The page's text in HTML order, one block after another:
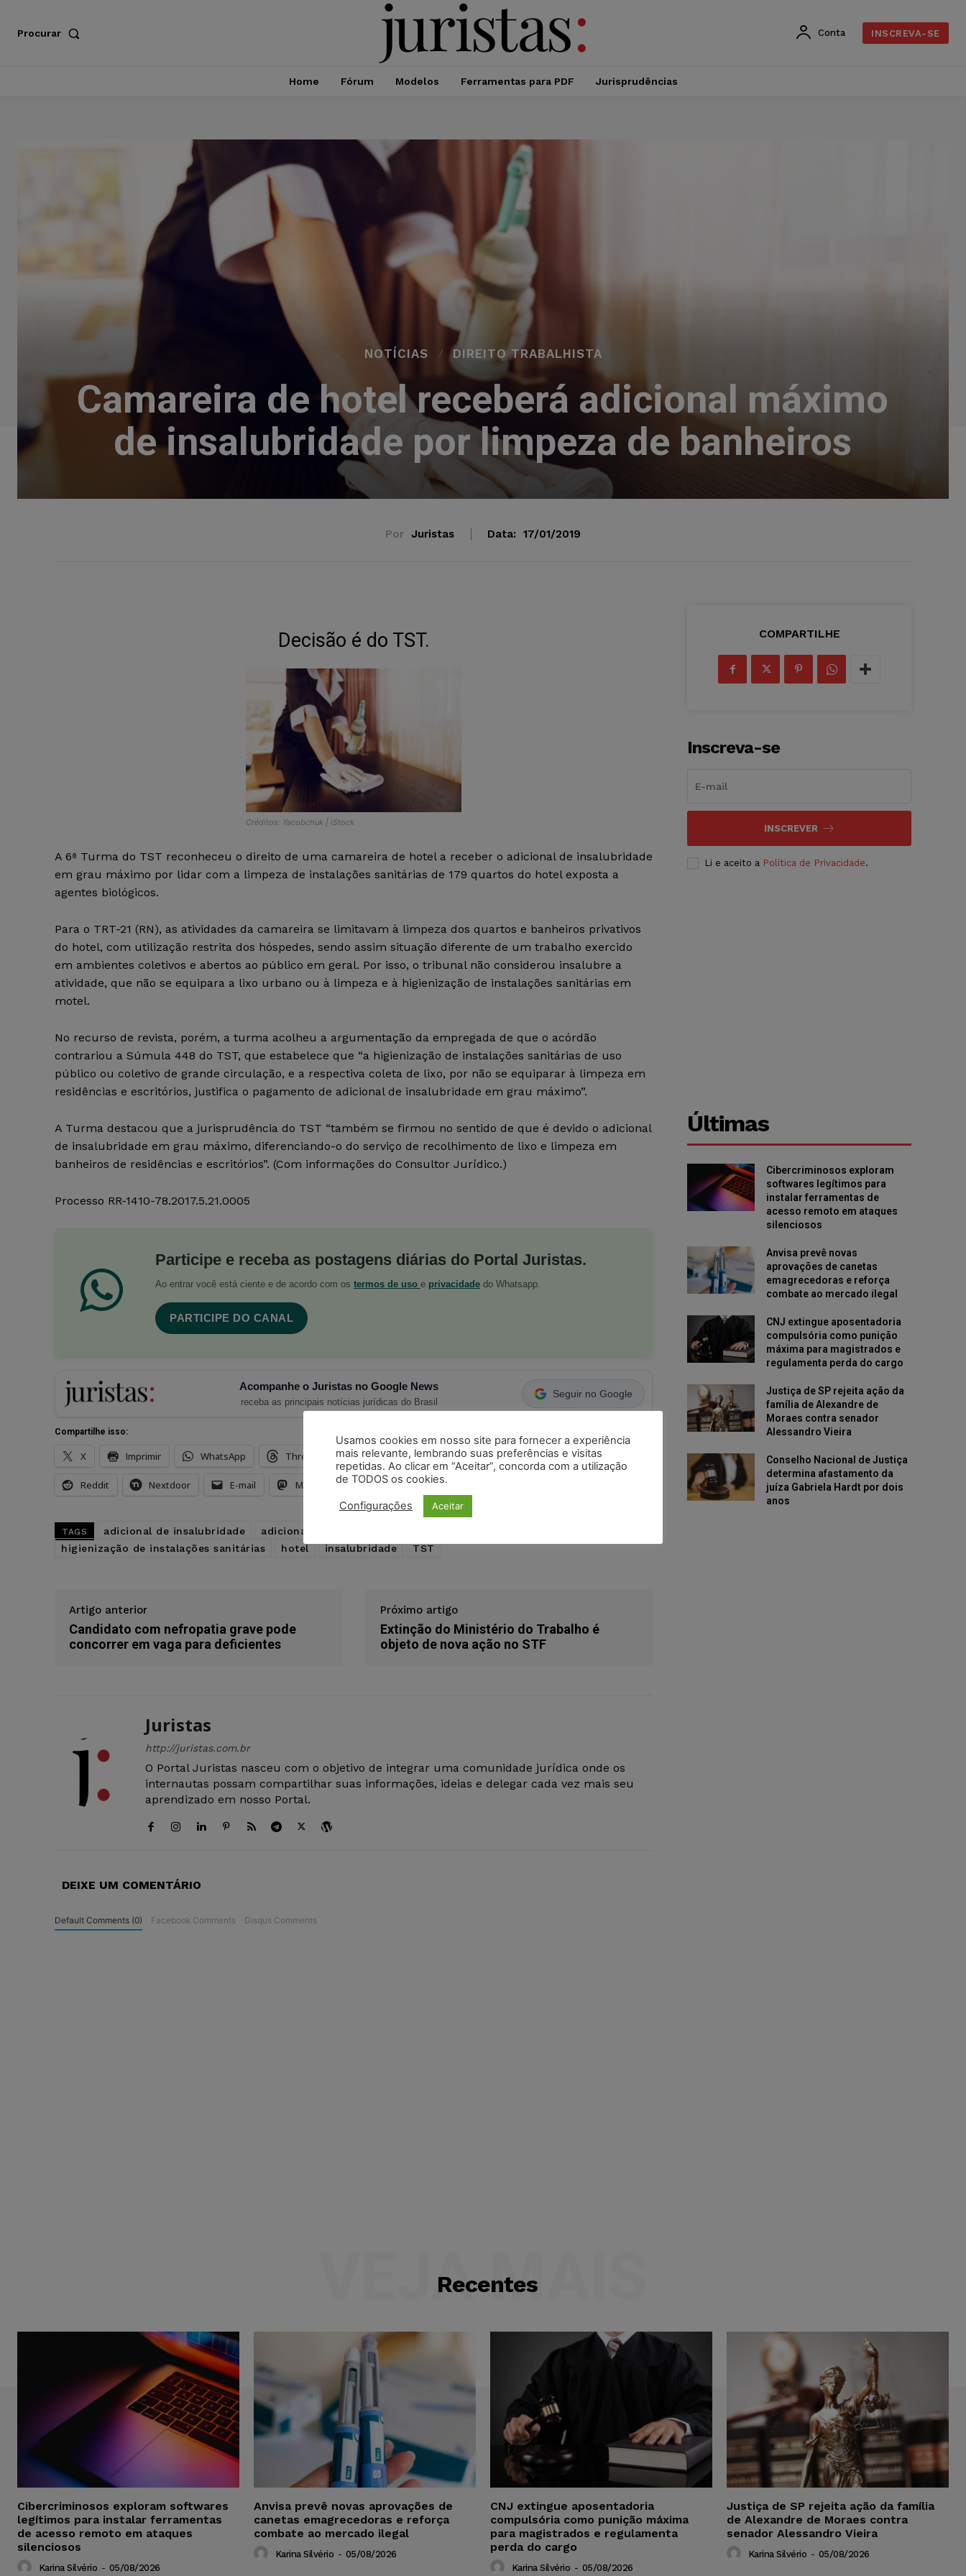
Procurar Conta INSCREVA-SE
Home Fórum Modelos Ferramentas para PDF Jurisprudências
NOTÍCIAS DIREITO TRABALHISTA
Camareira de hotel receberá adicional máximo
de insalubridade por limpeza de banheiros
Por Juristas Data: 17/01/2019
Decisão é do TST.
Créditos: Yacobchuk | iStock
A 6ª Turma do TST reconheceu o direito de uma camareira de hotel a receber o adicional de insalubridade
em grau máximo por lidar com a limpeza de instalações sanitárias de 179 quartos do hotel exposta a
agentes biológicos.
Para o TRT-21 (RN), as atividades da camareira se limitavam à limpeza dos quartos e banheiros privativos
do hotel, com utilização restrita dos hóspedes, sendo assim situação diferente de um trabalho exercido
em ambientes coletivos e abertos ao público em geral. Por isso, o tribunal não considerou insalubre a
atividade, que não se equipara a lixo urbano ou à limpeza e à higienização de instalações sanitárias em
motel.
No recurso de revista, porém, a turma acolheu a argumentação da empregada de que o acórdão
contrariou a Súmula 448 do TST, que estabelece que “a higienização de instalações sanitárias de uso
público ou coletivo de grande circulação, e a respectiva coleta de lixo, por não se equiparar à limpeza em
residências e escritórios, justifica o pagamento de adicional de insalubridade em grau máximo”.
A Turma destacou que a jurisprudência do TST “também se firmou no sentido de que é devido o adicional
de insalubridade em grau máximo, diferenciando-o do serviço de recolhimento de lixo e limpeza em
banheiros de residências e escritórios”. (Com informações do Consultor Jurídico.)
Processo RR-1410-78.2017.5.21.0005
Participe e receba as postagens diárias do Portal Juristas.
Ao entrar você está ciente e de acordo com os termos de uso e privacidade do Whatsapp.
PARTICIPE DO CANAL
Acompanhe o Juristas no Google News
receba as principais notícias jurídicas do Brasil
Seguir no Google
Compartilhe isso:
X Imprimir WhatsApp Threads Facebook Telegram Pinterest
Reddit Nextdoor E-mail Mastodon LinkedIn
TAGS adicional de insalubridade adicional de insalubridade em grau máximo
higienização de instalações sanitárias
hotel insalubridade TST
Artigo anterior
Candidato com nefropatia grave pode
concorrer em vaga para deficientes
Próximo artigo
Extinção do Ministério do Trabalho é
objeto de nova ação no STF
Juristas
http://juristas.com.br
O Portal Juristas nasceu com o objetivo de integrar uma comunidade jurídica onde os
internautas possam compartilhar suas informações, ideias e delegar cada vez mais seu
aprendizado em nosso Portal.
DEIXE UM COMENTÁRIO
Default Comments (0) Facebook Comments Disqus Comments
COMPARTILHE
Inscreva-se
INSCREVER
Li e aceito a Política de Privacidade.
Últimas
Cibercriminosos exploram
softwares legítimos para
instalar ferramentas de
acesso remoto em ataques
silenciosos
Anvisa prevê novas
aprovações de canetas
emagrecedoras e reforça
combate ao mercado ilegal
CNJ extingue aposentadoria
compulsória como punição
máxima para magistrados e
regulamenta perda do cargo
Justiça de SP rejeita ação da
família de Alexandre de
Moraes contra senador
Alessandro Vieira
Conselho Nacional de Justiça
determina afastamento da
juíza Gabriela Hardt por dois
anos
Recentes
VEJA MAIS
Cibercriminosos exploram softwares
legítimos para instalar ferramentas
de acesso remoto em ataques
silenciosos
Karina Silvério - 05/08/2026
Anvisa prevê novas aprovações de
canetas emagrecedoras e reforça
combate ao mercado ilegal
Karina Silvério - 05/08/2026
CNJ extingue aposentadoria
compulsória como punição máxima
para magistrados e regulamenta
perda do cargo
Karina Silvério - 05/08/2026
Justiça de SP rejeita ação da família
de Alexandre de Moraes contra
senador Alessandro Vieira
Karina Silvério - 05/08/2026
Usamos cookies em nosso site para fornecer a experiência
mais relevante, lembrando suas preferências e visitas
repetidas. Ao clicar em “Aceitar”, concorda com a utilização
de TODOS os cookies.
Configurações Aceitar